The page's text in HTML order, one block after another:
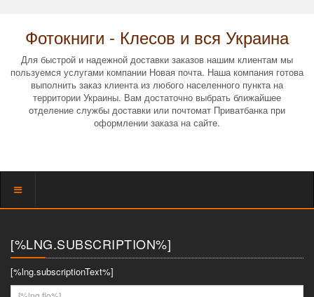
Фотокниги - Клесов и вся Украина
Для быстрой и надежной доставки заказов нашим клиентам мы
пользуемся услугами компании Новая почта. Наша компания готова
выполнить заказ клиента из любого населенного пункта на
территории Украины. Вам достаточно выбрать ближайшее
отделение службы доставки или почтомат Приватбанка при
оформлении заказа на сайте.
Показать
[%LNG.SUBSCRIPTION%]
[%lng.subscriptionText%]
[%lng.fio%]